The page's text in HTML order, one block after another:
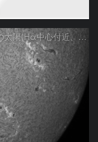
8/6朝の太陽(Hα中心付近、4498、4502付近)